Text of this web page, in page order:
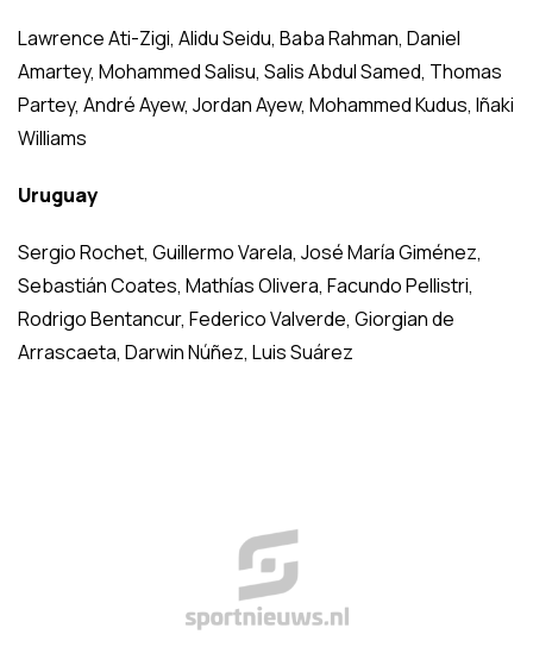
Lawrence Ati-Zigi, Alidu Seidu, Baba Rahman, Daniel
Amartey, Mohammed Salisu, Salis Abdul Samed, Thomas
Partey, André Ayew, Jordan Ayew, Mohammed Kudus, Iñaki
Williams
Uruguay
Sergio Rochet, Guillermo Varela, José María Giménez,
Sebastián Coates, Mathías Olivera, Facundo Pellistri,
Rodrigo Bentancur, Federico Valverde, Giorgian de
Arrascaeta, Darwin Núñez, Luis Suárez